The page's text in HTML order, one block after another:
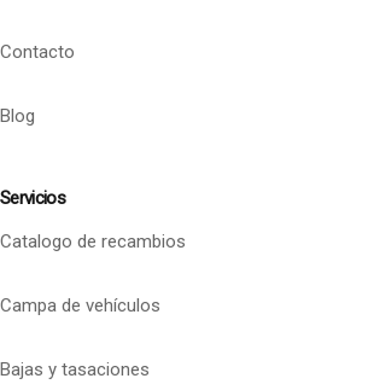
Contacto
Blog
Servicios
Catalogo de recambios
Campa de vehículos
Bajas y tasaciones